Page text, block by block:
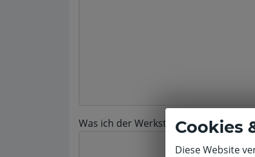
Was ich der Werkstatt ergänzend,
Cookies
Diese Website